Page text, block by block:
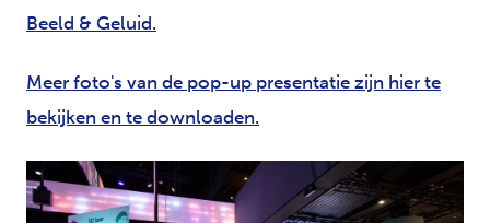
Beeld & Geluid.
Meer foto's van de pop-up presentatie zijn hier te
bekijken en te downloaden.